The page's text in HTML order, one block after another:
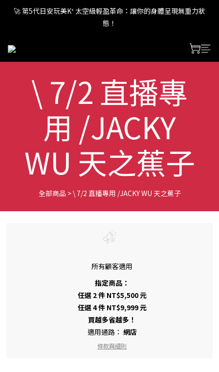
🚀 第5代日安玩美K⁺ 太空級輕盈革命：讓你的身體呈現無重力狀
態！
🚀 第5代日安玩美K⁺ 太空級輕盈革命：讓你的身體呈現無重力狀
態！
🚀 第5代日安玩美K⁺ 太空級輕盈革命：讓你的身體呈現無重力狀
\ 7/2 直播專
用 /JACKY
WU 天之蕉子
全部商品 >\ 7/2 直播專用 /JACKY WU 天之蕉子
所有顧客適用
指定商品：
任選 2 件 NT$5,500 元
任選 4 件 NT$9,999 元
買越多省越多！
適用通路： 網店
條款與細則